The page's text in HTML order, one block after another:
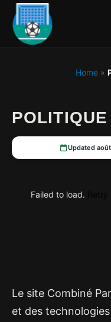
Home »
Updated
Failed to load.
Le site Combiné
et des